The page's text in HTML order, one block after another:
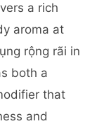
a rich
aroma at
rộng rãi in
both a
that
and